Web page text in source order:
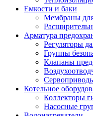
Емкости и баки
Мембраны
Арматура
Регуляторы
Группы
Клапаны
Котельное
Коллекторы
Насосные